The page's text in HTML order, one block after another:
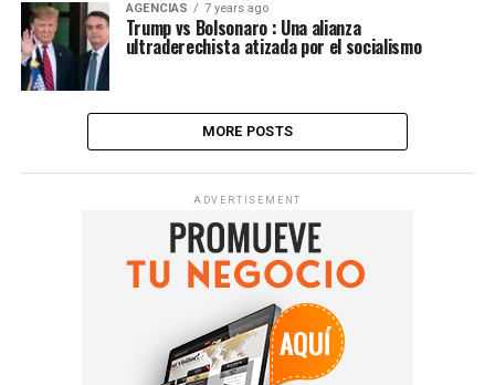
AGENCIAS 7 years ago
Trump vs Bolsonaro : Una alianza
ultraderechista atizada por el socialismo
MORE POSTS
ADVERTISEMENT